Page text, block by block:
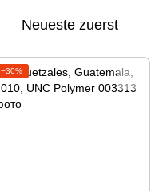
Neueste zuerst
−30%